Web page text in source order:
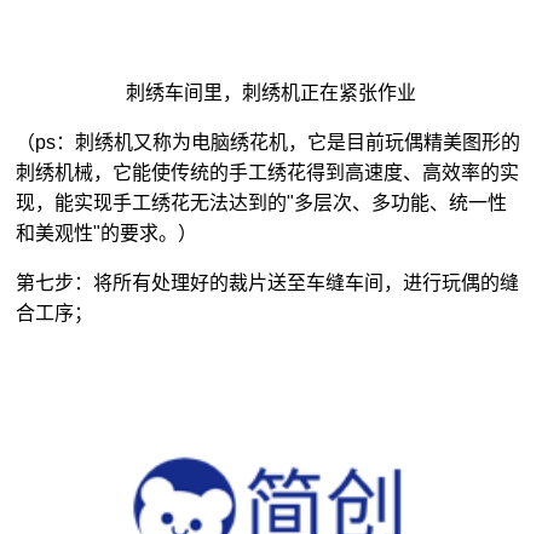
刺绣车间里，刺绣机正在紧张作业
（ps：刺绣机又称为电脑绣花机，它是目前玩偶精美图形的
刺绣机械，它能使传统的手工绣花得到高速度、高效率的实
现，能实现手工绣花无法达到的"多层次、多功能、统一性
和美观性"的要求。）
第七步：将所有处理好的裁片送至车缝车间，进行玩偶的缝
合工序；